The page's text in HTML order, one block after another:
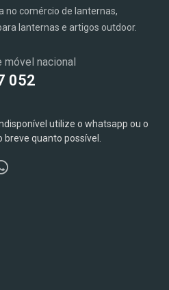
no comércio de lanternas,
lanternas e artigos outdoor.
móvel nacional
052
utilize o whatsapp ou o
quanto possível.